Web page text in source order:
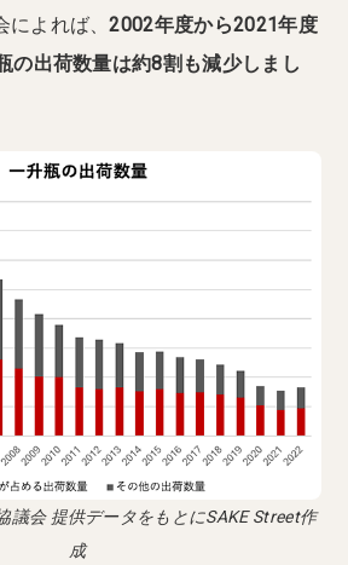
によれば、2002年度から2021年度
の出荷数量は約8割も減少しまし
議会 提供データをもとにSAKE Street作
成